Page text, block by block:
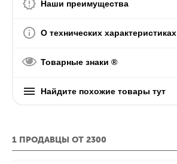
Наши преимущества
О технических характеристиках
Товарные знаки ®
Найдите похожие товары тут
1 ПРОДАВЦЫ ОТ 2300